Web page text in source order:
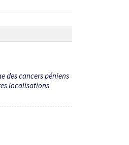
des cancers péniens
localisations